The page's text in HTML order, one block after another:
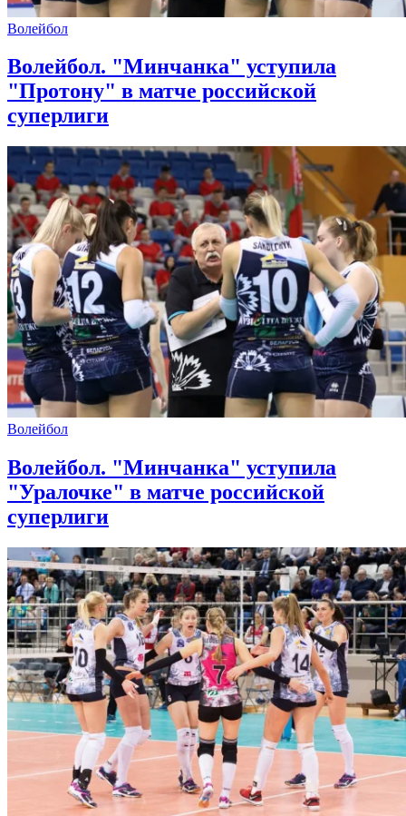
Волейбол
Волейбол. "Минчанка" уступила
"Протону" в матче российской
суперлиги
Волейбол
Волейбол. "Минчанка" уступила
"Уралочке" в матче российской
суперлиги